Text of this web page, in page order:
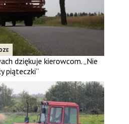
dziękuje kierowcom. „Nie
piąteczki”